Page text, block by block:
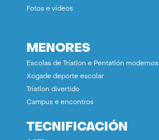
Fotos e vídeos
MENORES
Escolas de Tríatlon e Pentatlón modernos
Xogade deporte escolar
Tríatlon divertido
Campus e encontros
TECNIFICACIÓN